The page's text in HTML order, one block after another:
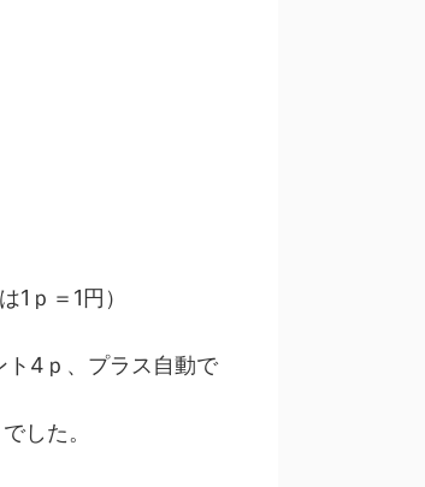
1ｐ＝1円）
ト4ｐ、プラス自動で
した。